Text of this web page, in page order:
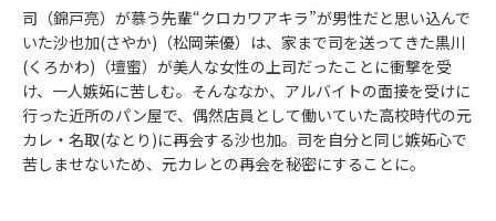
司（錦戸亮）が慕う先輩“クロカワアキラ”が男性だと思い込んで
いた沙也加(さやか)（松岡茉優）は、家まで司を送ってきた黒川
(くろかわ)（壇蜜）が美人な女性の上司だったことに衝撃を受
け、一人嫉妬に苦しむ。そんななか、アルバイトの面接を受けに
行った近所のパン屋で、偶然店員として働いていた高校時代の元
カレ・名取(なとり)に再会する沙也加。司を自分と同じ嫉妬心で
苦しませないため、元カレとの再会を秘密にすることに。